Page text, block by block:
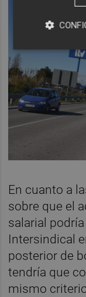
En cuanto a
sobre que el
salarial
Intersindical
posterior de
tendría que
mismo